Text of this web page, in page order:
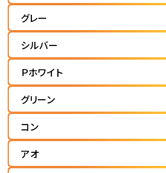
グレー
シルバー
Ｐホワイト
グリーン
コン
アオ